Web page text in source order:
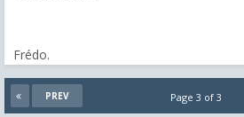
Frédo.
PREV Page 3 of 3